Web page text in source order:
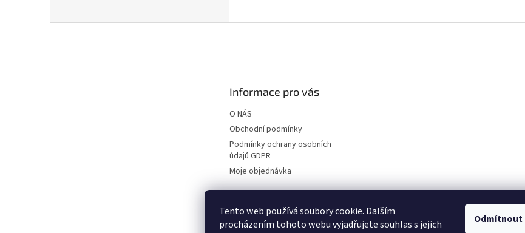
Tento web používá soubory cookie. Dalším
procházením tohoto webu vyjadřujete souhlas s jejich
Odmítnout
Informace pro vás
O NÁS
Obchodní podmínky
Podmínky ochrany osobních
údajů GDPR
Moje objednávka
nahradni-uhliky.cz